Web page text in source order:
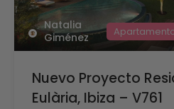
Natalia
Giménez
Nuevo Proyecto
Eulària, Ibiza – V761